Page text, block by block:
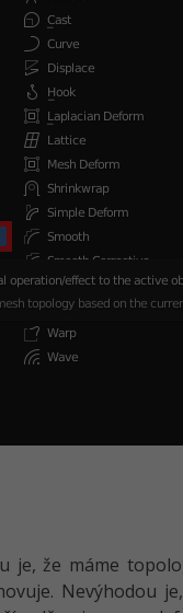
je, že máme
Nevýhodou